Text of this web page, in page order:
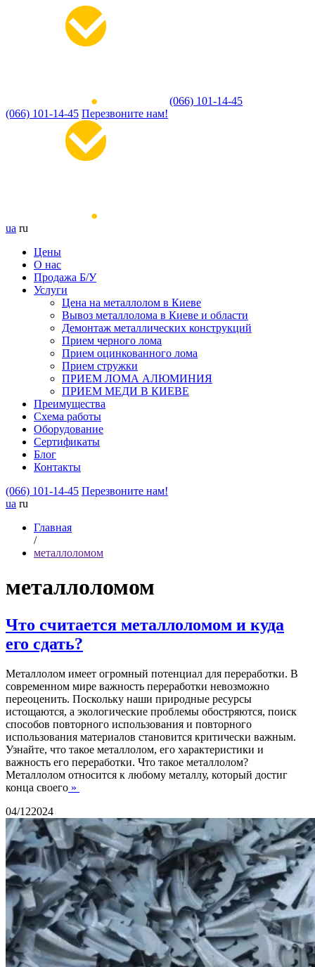
(066) 101-14-45
(066) 101-14-45 Перезвоните нам!
ua ru
Цены
О нас
Продажа Б/У
Услуги
Цена на металлолом в Киеве
Вывоз металлолома в Киеве и области
Демонтаж металлических конструкций
Прием черного лома
Прием оцинкованного лома
Прием стружки
ПРИЕМ ЛОМА АЛЮМИНИЯ
ПРИЕМ МЕДИ В КИЕВЕ
Преимущества
Схема работы
Оборудование
Сертификаты
Блог
Контакты
(066) 101-14-45 Перезвоните нам!
ua ru
Главная
/
металлоломом
металлоломом
Что считается металлоломом и куда
его сдать?
Металлолом имеет огромный потенциал для переработки. В
современном мире важность переработки невозможно
переоценить. Поскольку наши природные ресурсы
истощаются, а экологические проблемы обостряются, поиск
способов повторного использования и повторного
использования материалов становится критически важным.
Узнайте, что такое металлолом, его характеристики и
важность его переработки. Что такое металлолом?
Металлолом относится к любому металлу, который достиг
конца своего »
04/122024